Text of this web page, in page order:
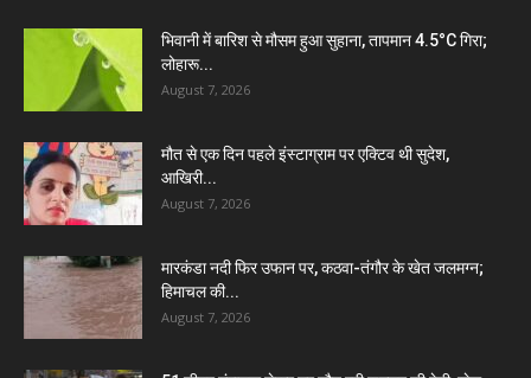
भिवानी में बारिश से मौसम हुआ सुहाना, तापमान 4.5°C गिरा;
लोहारू...
August 7, 2026
मौत से एक दिन पहले इंस्टाग्राम पर एक्टिव थी सुदेश,
आखिरी...
August 7, 2026
मारकंडा नदी फिर उफान पर, कठवा-तंगौर के खेत जलमग्न;
हिमाचल की...
August 7, 2026